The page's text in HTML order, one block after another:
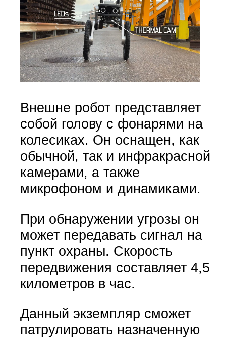
Внешне робот представляет
собой голову с фонарями на
колесиках. Он оснащен, как
обычной, так и инфракрасной
камерами, а также
микрофоном и динамиками.
При обнаружении угрозы он
может передавать сигнал на
пункт охраны. Скорость
передвижения составляет 4,5
километров в час.
Данный экземпляр сможет
патрулировать назначенную